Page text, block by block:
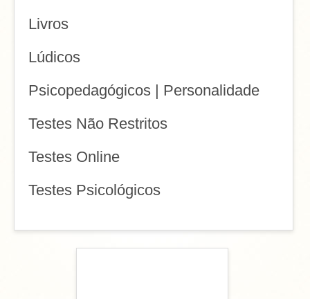
Livros
Lúdicos
Psicopedagógicos | Personalidade
Testes Não Restritos
Testes Online
Testes Psicológicos